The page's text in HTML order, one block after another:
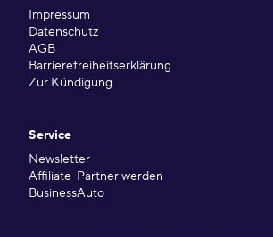
Impressum
Datenschutz
AGB
Barrierefreiheitserklärung
Zur Kündigung
Service
Newsletter
Affiliate-Partner werden
BusinessAuto